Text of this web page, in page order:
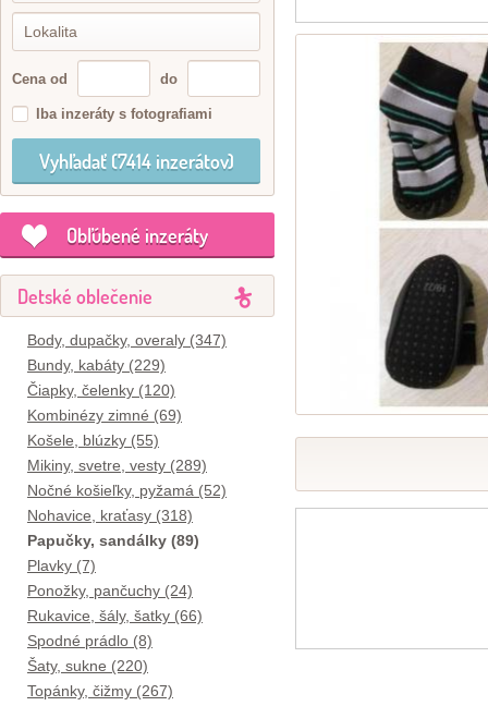
Cena od do
Iba inzeráty s fotografiami
Obľúbené inzeráty
Detské oblečenie
Body, dupačky, overaly (347)
Bundy, kabáty (229)
Čiapky, čelenky (120)
Kombinézy zimné (69)
Košele, blúzky (55)
Mikiny, svetre, vesty (289)
Nočné košieľky, pyžamá (52)
Nohavice, kraťasy (318)
Papučky, sandálky (89)
Plavky (7)
Ponožky, pančuchy (24)
Rukavice, šály, šatky (66)
Spodné prádlo (8)
Šaty, sukne (220)
Topánky, čižmy (267)